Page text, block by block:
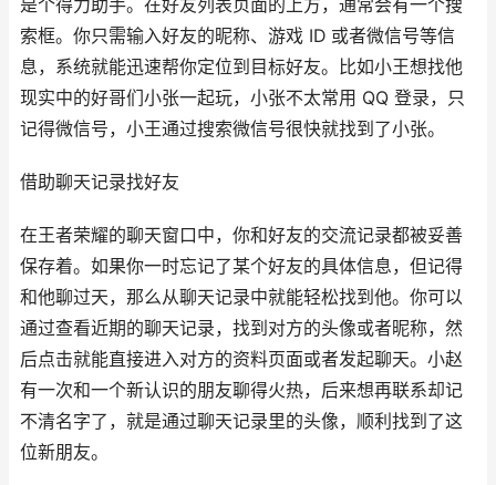
是个得力助手。在好友列表页面的上方，通常会有一个搜
索框。你只需输入好友的昵称、游戏 ID 或者微信号等信
息，系统就能迅速帮你定位到目标好友。比如小王想找他
现实中的好哥们小张一起玩，小张不太常用 QQ 登录，只
记得微信号，小王通过搜索微信号很快就找到了小张。
借助聊天记录找好友
在王者荣耀的聊天窗口中，你和好友的交流记录都被妥善
保存着。如果你一时忘记了某个好友的具体信息，但记得
和他聊过天，那么从聊天记录中就能轻松找到他。你可以
通过查看近期的聊天记录，找到对方的头像或者昵称，然
后点击就能直接进入对方的资料页面或者发起聊天。小赵
有一次和一个新认识的朋友聊得火热，后来想再联系却记
不清名字了，就是通过聊天记录里的头像，顺利找到了这
位新朋友。